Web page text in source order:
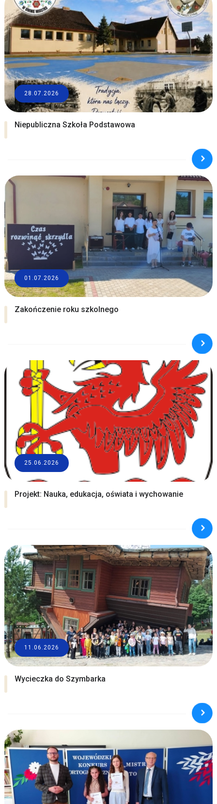
28.07.2026
Niepubliczna Szkoła Podstawowa
01.07.2026
Zakończenie roku szkolnego
25.06.2026
Projekt: Nauka, edukacja, oświata i wychowanie
11.06.2026
Wycieczka do Szymbarka